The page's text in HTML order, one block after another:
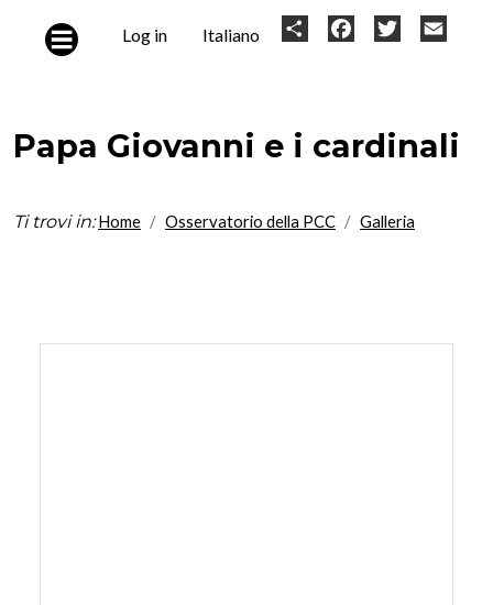
User
Log in Italiano Share FacebookTwitter
Papa Giovanni e i cardinali
Ti trovi in: Home Osservatorio della PCC Galleria